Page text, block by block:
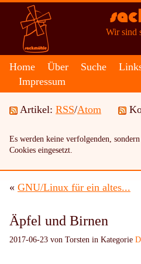
Wir sind
Home Über Suche
Impressum
Artikel: RSS/Atom
Es werden keine verfolgenden,
Cookies eingesetzt.
« GNU/Linux für ein altes...
Äpfel und Birnen
2017-06-23 von Torsten in Kategorie